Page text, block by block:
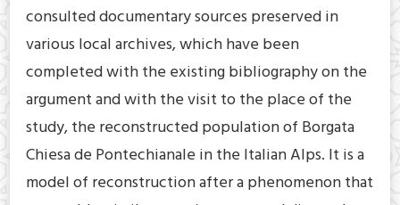
consulted documentary sources preserved in
various local archives, which have been
completed with the existing bibliography on the
argument and with the visit to the place of the
study, the reconstructed population of Borgata
Chiesa de Pontechianale in the Italian Alps. It is a
model of reconstruction after a phenomenon that